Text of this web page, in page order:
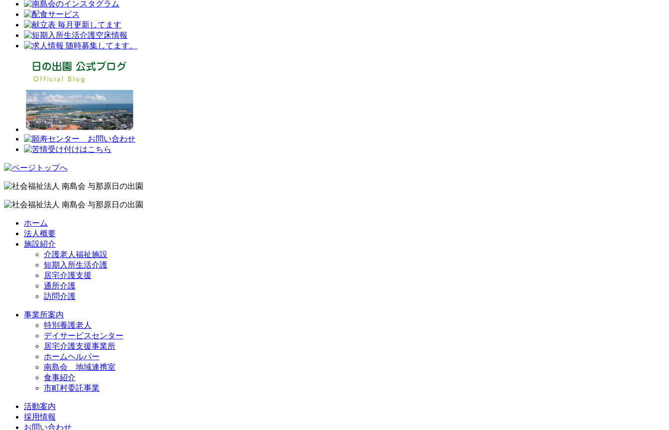
ホーム
法人概要
施設紹介
介護老人福祉施設
短期入所生活介護
居宅介護支援
通所介護
訪問介護
事業所案内
特別養護老人
デイサービスセンター
居宅介護支援事業所
ホームヘルパー
南島会 地域連携室
食事紹介
市町村委託事業
活動案内
採用情報
お問い合わせ